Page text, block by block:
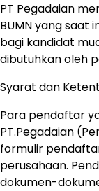
PT Pegadaian
BUMN yang saat
bagi kandidat
dibutuhkan oleh
Syarat dan
Para pendaftar
PT.Pegadaian
formulir
perusahaan.
dokumen-